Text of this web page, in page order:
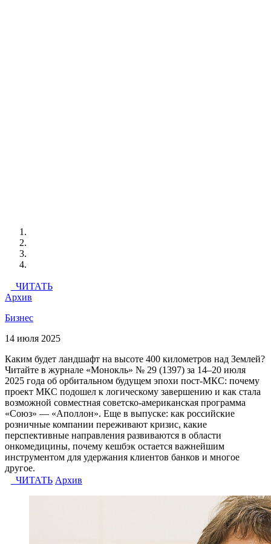
ЧИТАТЬ
Архив
Бизнес
14 июля 2025
Каким будет ландшафт на высоте 400 километров над Землей?
Читайте в журнале «Монокль» № 29 (1397) за 14–20 июля
2025 года об орбитальном будущем эпохи пост-МКС: почему
проект МКС подошел к логическому завершению и как стала
возможной совместная советско-американская программа
«Союз» — «Аполлон». Еще в выпуске: как российские
розничные компании переживают кризис, какие
перспективные направления развиваются в области
онкомедицины, почему кешбэк остается важнейшим
инструментом для удержания клиентов банков и многое
другое.
ЧИТАТЬ Архив